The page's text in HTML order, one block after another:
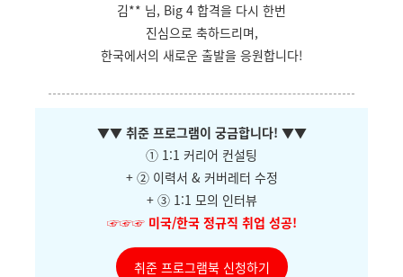
김** 님, Big 4 합격을 다시 한번
진심으로 축하드리며,
한국에서의 새로운 출발을 응원합니다!
▼▼ 취준 프로그램이 궁금합니다! ▼▼
① 1:1 커리어 컨설팅
+ ② 이력서 & 커버레터 수정
+ ③ 1:1 모의 인터뷰
☞☞☞ 미국/한국 정규직 취업 성공!
취준 프로그램북 신청하기